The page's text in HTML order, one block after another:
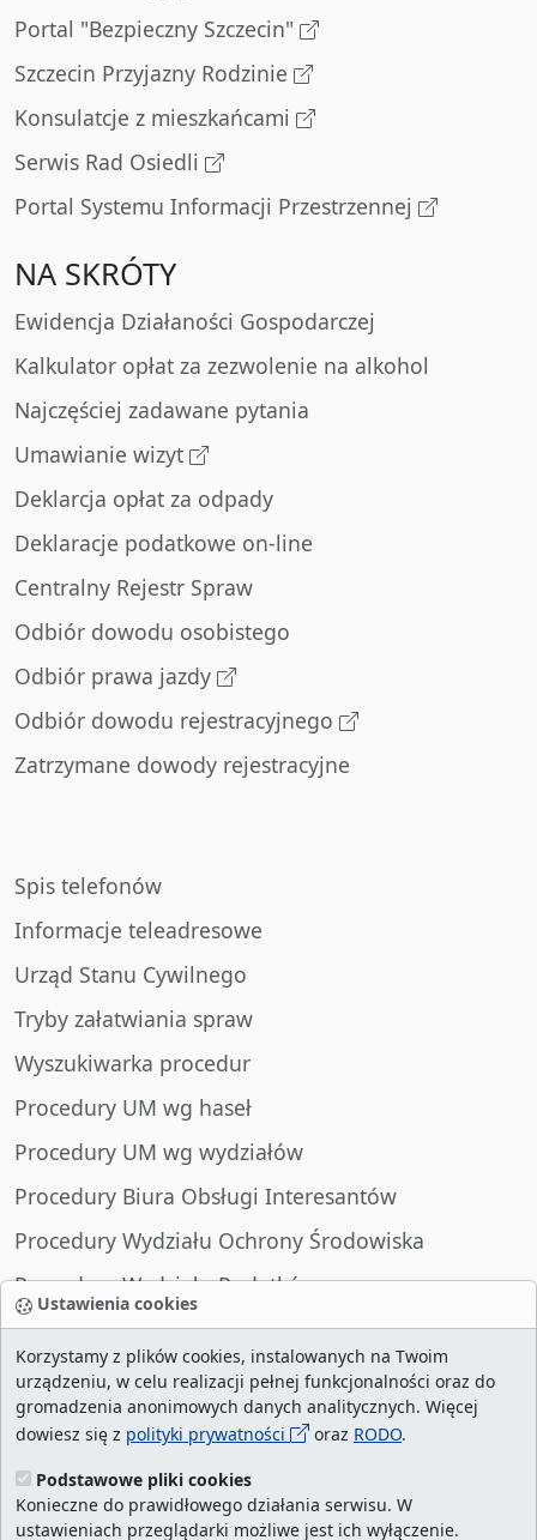
Ustawienia cookies
Korzystamy z plików cookies, instalowanych na Twoim
urządzeniu, w celu realizacji pełnej funkcjonalności oraz do
gromadzenia anonimowych danych analitycznych. Więcej
dowiesz się z polityki prywatności oraz RODO.
Podstawowe pliki cookies
Konieczne do prawidłowego działania serwisu. W
ustawieniach przeglądarki możliwe jest ich wyłączenie.
Portal "Bezpieczny Szczecin"
Szczecin Przyjazny Rodzinie
Konsulatcje z mieszkańcami
Serwis Rad Osiedli
Portal Systemu Informacji Przestrzennej
NA SKRÓTY
Ewidencja Działaności Gospodarczej
Kalkulator opłat za zezwolenie na alkohol
Najczęściej zadawane pytania
Umawianie wizyt
Deklarcja opłat za odpady
Deklaracje podatkowe on-line
Centralny Rejestr Spraw
Odbiór dowodu osobistego
Odbiór prawa jazdy
Odbiór dowodu rejestracyjnego
Zatrzymane dowody rejestracyjne
Spis telefonów
Informacje teleadresowe
Urząd Stanu Cywilnego
Tryby załatwiania spraw
Wyszukiwarka procedur
Procedury UM wg haseł
Procedury UM wg wydziałów
Procedury Biura Obsługi Interesantów
Procedury Wydziału Ochrony Środowiska
Procedury Wydziału Podatków
Procedury Wydziału Spraw Obywatelskich
liczba wizyt:28984434/ aktualna strona:
najczęściej odwiedzane strony
cookies